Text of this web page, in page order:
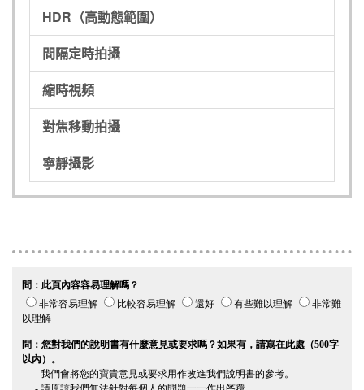
HDR（高動態範圍）
間隔定時拍攝
縮時視頻
對焦移動拍攝
寧靜攝影